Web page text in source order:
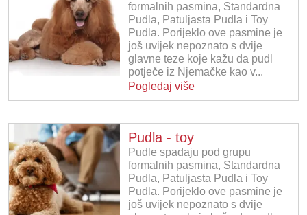
formalnih pasmina, Standardna
Pudla, Patuljasta Pudla i Toy
Pudla. Porijeklo ove pasmine je
još uvijek nepoznato s dvije
glavne teze koje kažu da pudl
potječe iz Njemačke kao v...
Pogledaj više
Pudla - toy
Pudle spadaju pod grupu
formalnih pasmina, Standardna
Pudla, Patuljasta Pudla i Toy
Pudla. Porijeklo ove pasmine je
još uvijek nepoznato s dvije